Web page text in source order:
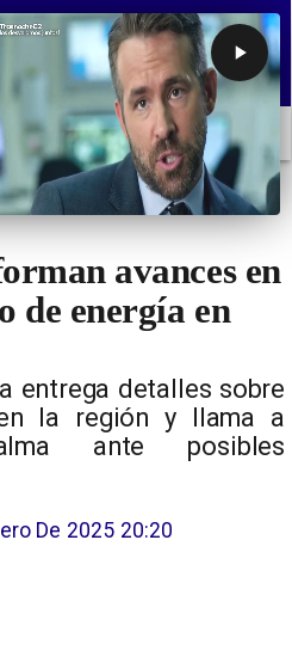
INICIO
avances en
de energía en
entrega detalles sobre
la región y llama a
ante posibles
De 2025 20:20